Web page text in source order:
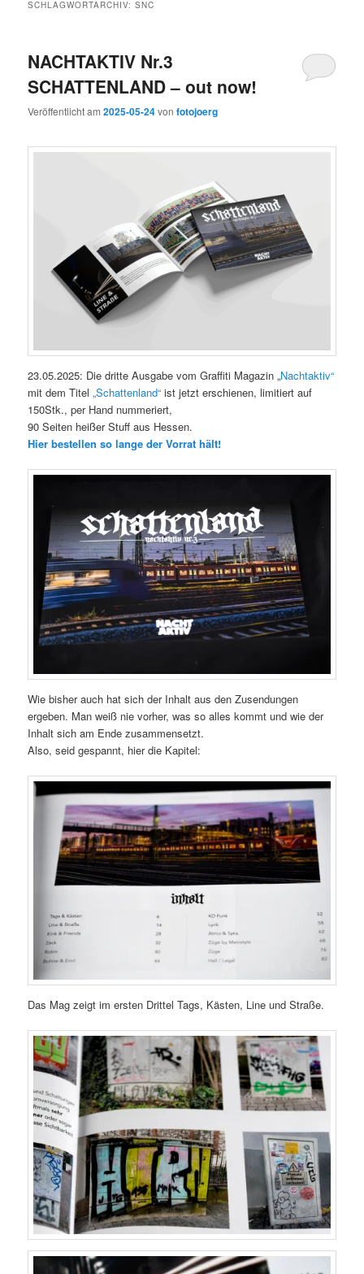
SCHLAGWORTARCHIV:SNC
NACHTAKTIV Nr.3
SCHATTENLAND – out now!
Veröffentlicht am2025-05-24vonfotojoerg
23.05.2025: Die dritte Ausgabe vom Graffiti Magazin „Nachtaktiv“
mit dem Titel„Schattenland“ ist jetzt erschienen, limitiert auf
150Stk., per Hand nummeriert,
90 Seiten heißer Stuff aus Hessen.
Hier bestellen so lange der Vorrat hält!
Wie bisher auch hat sich der Inhalt aus den Zusendungen
ergeben. Man weiß nie vorher, was so alles kommt und wie der
Inhalt sich am Ende zusammensetzt.
Also, seid gespannt, hier die Kapitel:
Das Mag zeigt im ersten Drittel Tags, Kästen, Line und Straße.